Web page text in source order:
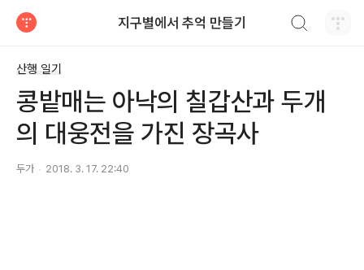
지구별에서 추억 만들기
산행 일기
콩밭매는 아낙의 칠갑산과 두개
의 대웅전을 가진 장곡사
두가 2018. 3. 17. 22:40